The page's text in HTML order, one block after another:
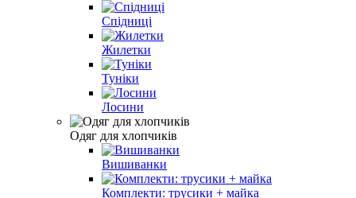
Спідниці
Жилетки
Туніки
Лосини
Одяг для хлопчиків
Вишиванки
Комплекти: трусики + майка